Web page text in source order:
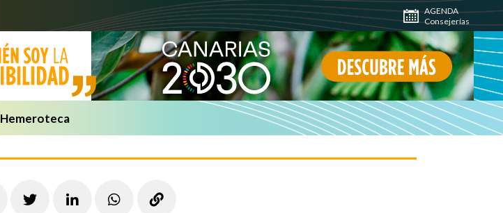
AGENDA
Consejerías
Hemeroteca